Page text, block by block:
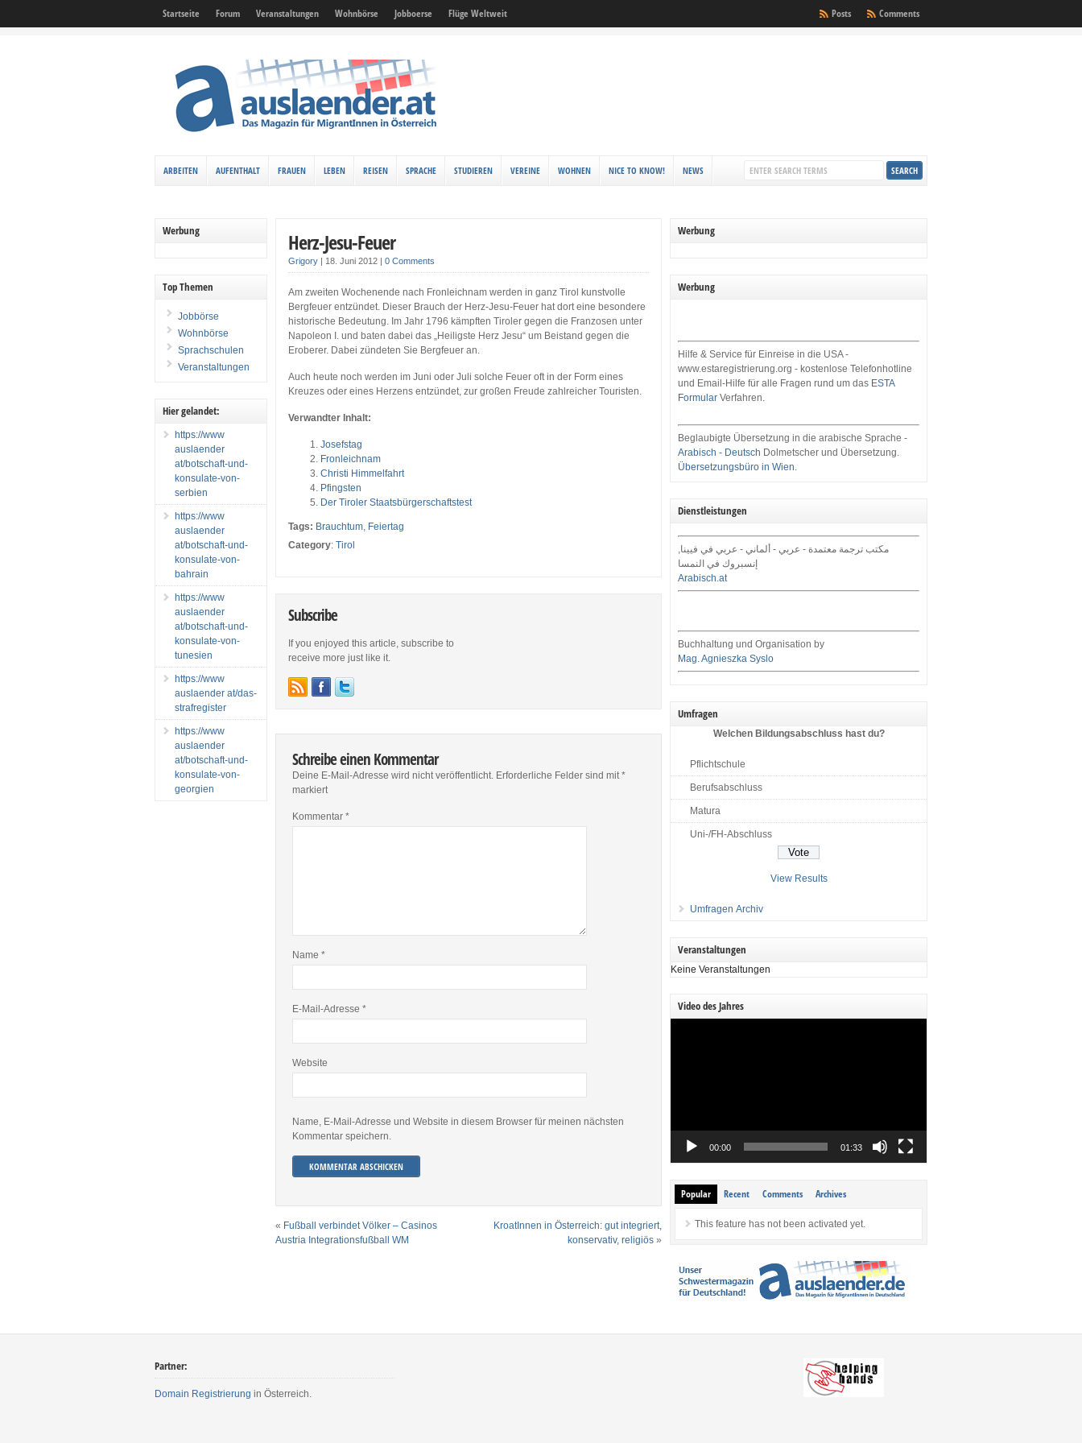
Startseite Forum Veranstaltungen Wohnbörse Jobboerse Flüge Weltweit Comments
Posts
ARBEITEN AUFENTHALT FRAUEN LEBEN REISEN SPRACHE STUDIEREN VEREINE WOHNEN NICE TO KNOW! NEWS
Herz-Jesu-Feuer
Grigory | 18. Juni 2012 |0 Comments
Am zweiten Wochenende nach Fronleichnam werden in ganz Tirol kunstvolle
Bergfeuer entzündet. Dieser Brauch der Herz-Jesu-Feuer hat dort eine besondere
historische Bedeutung. Im Jahr 1796 kämpften Tiroler gegen die Franzosen unter
Napoleon I. und baten dabei das „Heiligste Herz Jesu“ um Beistand gegen die
Eroberer. Dabei zündeten Sie Bergfeuer an.
Auch heute noch werden im Juni oder Juli solche Feuer oft in der Form eines
Kreuzes oder eines Herzens entzündet, zur großen Freude zahlreicher Touristen.
Verwandter Inhalt:
Josefstag
Fronleichnam
Christi Himmelfahrt
Pfingsten
Der Tiroler Staatsbürgerschaftstest
Tags: Brauchtum, Feiertag
Category:Tirol
Subscribe
If you enjoyed this article, subscribe to
receive more just like it.
Schreibe einen Kommentar
Deine E-Mail-Adresse wird nicht veröffentlicht. Erforderliche Felder sind mit*
markiert
Kommentar*
Name*
E-Mail-Adresse*
Website
Name, E-Mail-Adresse und Website in diesem Browser für meinen nächsten
Kommentar speichern.
« Fußball verbindet Völker – Casinos
Austria Integrationsfußball WM
KroatInnen in Österreich: gut integriert,
konservativ, religiös »
Werbung
Top Themen
Jobbörse
Wohnbörse
Sprachschulen
Veranstaltungen
Hier gelandet:
https://www
auslaender
at/botschaft-und-
konsulate-von-
serbien
https://www
auslaender
at/botschaft-und-
konsulate-von-
bahrain
https://www
auslaender
at/botschaft-und-
konsulate-von-
tunesien
https://www
auslaender at/das-
strafregister
https://www
auslaender
at/botschaft-und-
konsulate-von-
georgien
Werbung
Werbung
Hilfe & Service für Einreise in die USA -
www.estaregistrierung.org - kostenlose Telefonhotline
und Email-Hilfe für alle Fragen rund um das ESTA
Formular Verfahren.
Beglaubigte Übersetzung in die arabische Sprache -
Arabisch - Deutsch Dolmetscher und Übersetzung.
Übersetzungsbüro in Wien.
Dienstleistungen
مكتب ترجمة معتمدة - عربي - ألماني - عربي في فيينا,
إنسبروك في النمسا
Arabisch.at
Buchhaltung und Organisation by
Mag. Agnieszka Syslo
Umfragen
Welchen Bildungsabschluss hast du?
Pflichtschule
Berufsabschluss
Matura
Uni-/FH-Abschluss
View Results
Umfragen Archiv
Veranstaltungen
Keine Veranstaltungen
Video des Jahres
00:00 01:33
Popular Recent Comments Archives
This feature has not been activated yet.
Partner:
Domain Registrierung in Österreich.